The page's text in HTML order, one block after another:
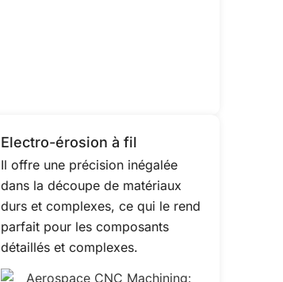
Electro-érosion à fil
Il offre une précision inégalée
dans la découpe de matériaux
durs et complexes, ce qui le rend
parfait pour les composants
détaillés et complexes.